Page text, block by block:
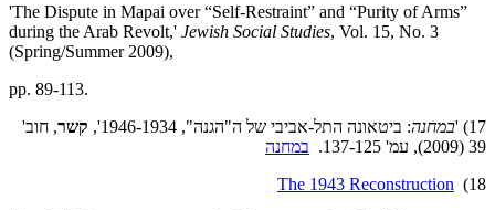
'The Dispute in Mapai over “Self-Restraint” and “Purity of Arms”
during the Arab Revolt,' Jewish Social Studies, Vol. 15, No. 3
(Spring/Summer 2009),
pp. 89-113.
17) '
במחנה: ביטאונה התל-אביבי של ה"הגנה", 1946-1934', קשר, חוב'
39 (2009), עמ' 137-125.
במחנה
18)
The 1943 Reconstruction